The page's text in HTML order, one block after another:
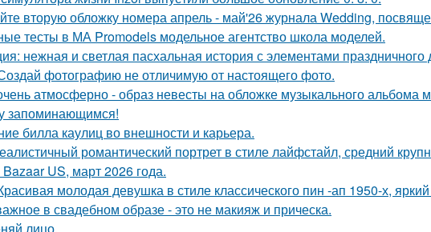
вторую обложку номера апрель - май'26 журнала Wedding,
тесты в МА Promodels модельное агентство школа моделей.
нежная и светлая пасхальная история с элементами праздничного
фотографию не отличимую от настоящего фото.
атмосферно - образ невесты на обложке музыкального альбома
запоминающимся!
билла каулиц во внешности и карьера.
романтический портрет в стиле лайфстайл, средний
US, март 2026 года.
молодая девушка в стиле классического пин -ап 1950-х,
в свадебном образе - это не макияж и прическа.